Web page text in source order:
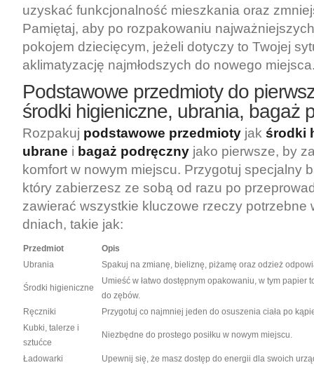
uzyskać funkcjonalność mieszkania oraz
Pamiętaj, aby po rozpakowaniu
pokojem dziecięcym, jeżeli dotyczy to Twojej
aklimatyzację najmłodszych do nowego
Podstawowe przedmioty do
środki higieniczne, ubrania, bagaż
Rozpakuj podstawowe przedmioty jak środki
ubrane i bagaż podręczny jako pierwsze, by
komfort w nowym miejscu. Przygotuj specjalny
który zabierzesz ze sobą od razu po
zawierać wszystkie kluczowe rzeczy potrzebne
dniach, takie jak:
Przedmiot
Opis
Ubrania
Spakuj na zmianę, bieliznę, piżamę oraz odzież
Środki higieniczne
Umieść w łatwo dostępnym opakowaniu, w tym papier
do zębów.
Ręczniki
Przygotuj co najmniej jeden do osuszenia ciała po
Kubki, talerze i
sztućce
Niezbędne do prostego posiłku w nowym miejscu.
Ładowarki
Upewnij się, że masz dostęp do energii dla swoich